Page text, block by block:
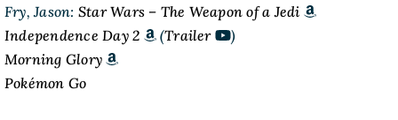
Fry, Jason: Star Wars – The Weapon of a Jedi
Independence Day 2
(Trailer
)
Morning Glory
Pokémon Go